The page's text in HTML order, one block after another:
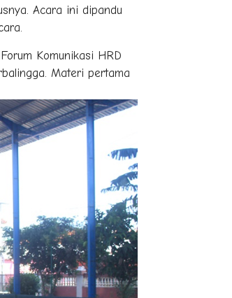
Acara ini dipandu
Komunikasi HRD
Materi pertama